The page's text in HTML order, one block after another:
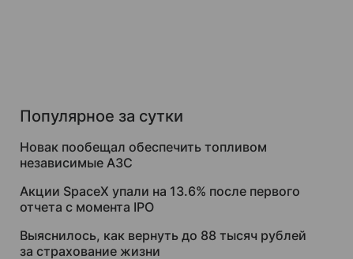
Популярное за сутки
Новак пообещал обеспечить топливом
независимые АЗС
Акции SpaceX упали на 13.6% после первого
отчета с момента IPO
Выяснилось, как вернуть до 88 тысяч рублей
за страхование жизни